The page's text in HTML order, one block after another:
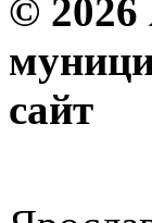
© 2026